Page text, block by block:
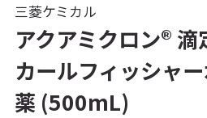
三菱ケミカル
アクアミクロン®
カールフィッシャ
薬 (500mL)